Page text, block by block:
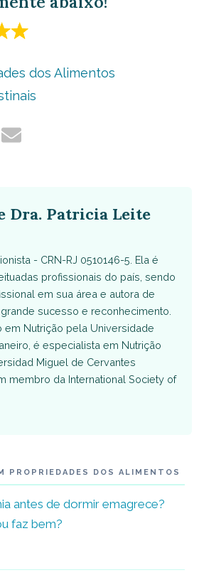
dos Alimentos
Share
Dra. Patricia Leite
- CRN-RJ 0510146-5. Ela é
profissionais do país, sendo
em sua área e autora de
sucesso e reconhecimento.
em Nutrição pela Universidade
é especialista em Nutrição
Miguel de Cervantes
membro da International Society of
PROPRIEDADES DOS ALIMENTOS
antes de dormir emagrece?
faz bem?